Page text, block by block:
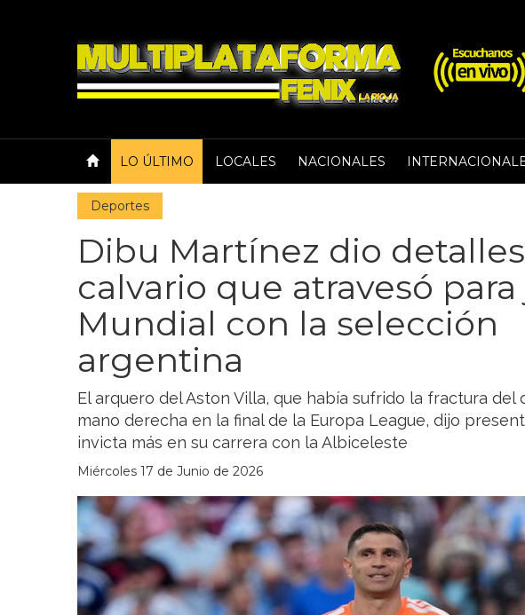
LO ÚLTIMO LOCALES NACIONALES
Deportes
Dibu Martínez dio
calvario que atravesó
Mundial con la selección
argentina
El arquero del Aston Villa, que había sufrido la fractura del
mano derecha en la final de la Europa League, dijo
invicta más en su carrera con la Albiceleste
Miércoles 17 de Junio de 2026